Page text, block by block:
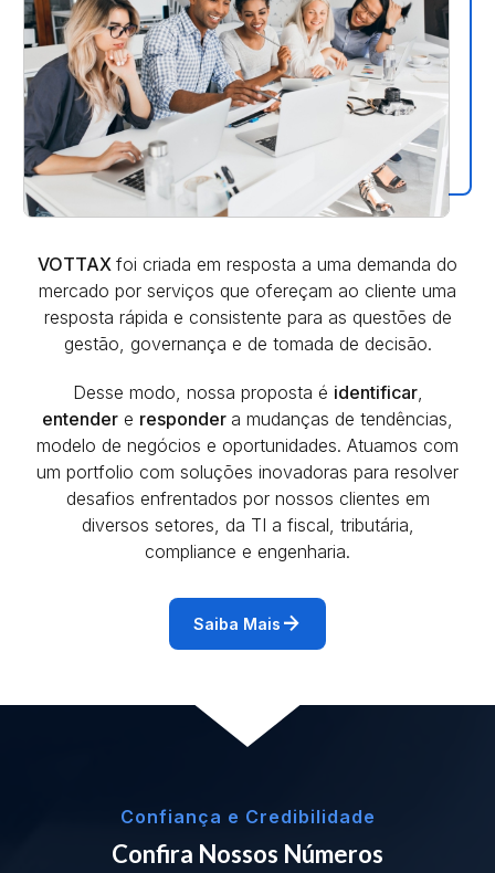
VOTTAX foi criada em resposta a uma demanda do
mercado por serviços que ofereçam ao cliente uma
resposta rápida e consistente para as questões de
gestão, governança e de tomada de decisão.
Desse modo, nossa proposta é identificar,
entender e responder a mudanças de tendências,
modelo de negócios e oportunidades. Atuamos com
um portfolio com soluções inovadoras para resolver
desafios enfrentados por nossos clientes em
diversos setores, da TI a fiscal, tributária,
compliance e engenharia.
Saiba Mais arrow_forward
Confiança e Credibilidade
Confira Nossos Números